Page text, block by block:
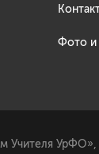
Фото и
УрФО»,